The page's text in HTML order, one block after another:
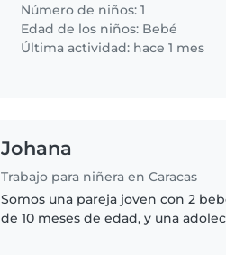
Número de niños: 1
Edad de los niños: Bebé
Última actividad: hace 1 mes
Johana
Trabajo para niñera en Caracas
Somos una pareja joven con 2
de 10 meses de edad, y una